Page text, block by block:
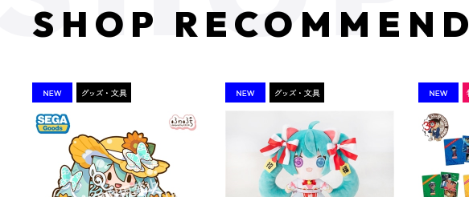
SHOP RECOMMEND